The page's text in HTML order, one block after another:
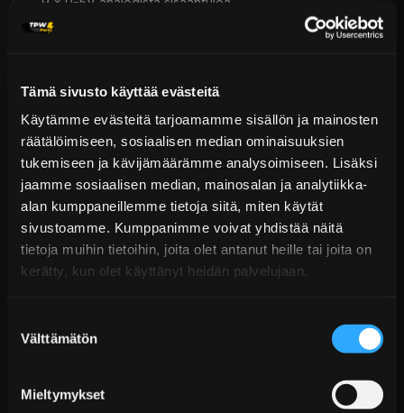
Tämä sivusto käyttää evästeitä
Käytämme evästeitä tarjoamamme sisällön ja mainosten
räätälöimiseen, sosiaalisen median ominaisuuksien
tukemiseen ja kävijämäärämme analysoimiseen. Lisäksi
jaamme sosiaalisen median, mainosalan ja analytiikka-
alan kumppaneillemme tietoja siitä, miten käytät
sivustoamme. Kumppanimme voivat yhdistää näitä
tietoja muihin tietoihin, joita olet antanut heille tai joita on
kerätty, kun olet käyttänyt heidän palvelujaan.
valinta
Välttämätön
Mieltymykset
- 2 x Liipaisinsisääntuloa (Reluktori, optinen tai Hall-
- Sisäänrakennettu Wideband Controller
- 3-akselinen kiihtyvyysanturi
Polttoaineen säätöjen toiminnot:
Perinteiset, mallinnetut ja mallinnetut
monipolttoainetarkastukset
Yksittäinen ryhmä, monipisteinen ryhmä, sekventiaalinen,
tasoitus ja sekventiaalinen/multi-ryhmätasoitettu
alkuperäisen ruiskutuksen jälkeen, jos olosuhteet